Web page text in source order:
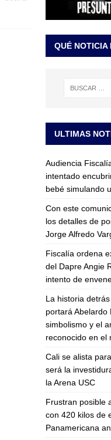
QUÉ NOTICIA
ULTIMAS
Audiencia
intentado
bebé simulando
Con este
los detalles de
Jorge Alfredo
Fiscalía ordena
del Dapre Angie
intento de
La historia
portará Abelardo
simbolismo y el
reconocido en el
Cali se alista
será la
la Arena USC
Frustran posible
con 420 kilos de
Panamericana